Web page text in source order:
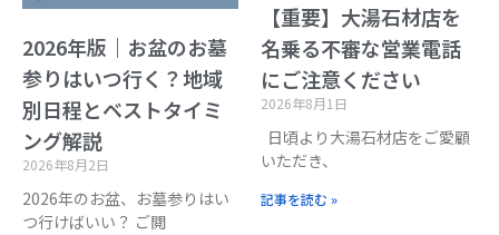
2026年版｜お盆のお墓
参りはいつ行く？地域
別日程とベストタイミ
ング解説
2026年8月2日
2026年のお盆、お墓参りはい
つ行けばいい？ ご閲
【重要】大湯石材店を
名乗る不審な営業電話
にご注意ください
2026年8月1日
日頃より大湯石材店をご愛顧
いただき、
記事を読む »